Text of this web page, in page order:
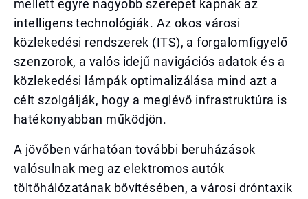
mellett egyre nagyobb szerepet kapnak az
intelligens technológiák. Az okos városi
közlekedési rendszerek (ITS), a forgalomfigyelő
szenzorok, a valós idejű navigációs adatok és a
közlekedési lámpák optimalizálása mind azt a
célt szolgálják, hogy a meglévő infrastruktúra is
hatékonyabban működjön.
A jövőben várhatóan további beruházások
valósulnak meg az elektromos autók
töltőhálózatának bővítésében, a városi dróntaxik